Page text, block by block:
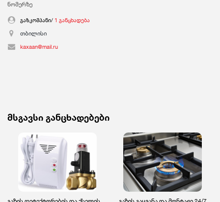
ნომერზე
გაზკომპანი/ 1 განცხადება
თბილისი
kaxaan@mail.ru
მსგავსი განცხადებები